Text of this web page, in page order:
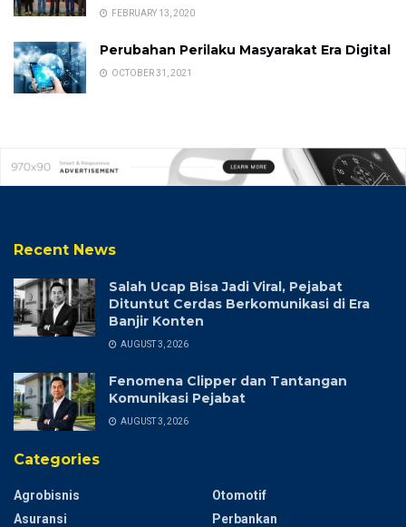
FEBRUARY 13, 2020
Perubahan Perilaku Masyarakat Era Digital
OCTOBER 31, 2021
Recent News
Salah Ucap Bisa Jadi Viral, Pejabat
Dituntut Cerdas Berkomunikasi di Era
Banjir Konten
AUGUST 3, 2026
Fenomena Clipper dan Tantangan
Komunikasi Pejabat
AUGUST 3, 2026
Categories
Agrobisnis
Asuransi
Otomotif
Perbankan